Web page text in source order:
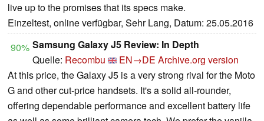
live up to the promises that its specs make.
Einzeltest, online verfügbar, Sehr Lang, Datum: 25.05.2016
90% Samsung Galaxy J5 Review: In Depth
Quelle: Recombu EN→DE Archive.org version
At this price, the Galaxy J5 is a very strong rival for the Moto
G and other cut-price handsets. It's a solid all-rounder,
offering dependable performance and excellent battery life